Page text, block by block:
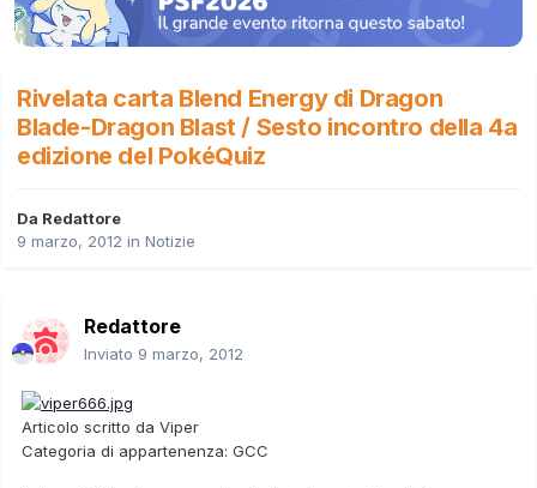
Rivelata carta Blend Energy di Dragon
Blade-Dragon Blast / Sesto incontro della 4a
edizione del PokéQuiz
Da Redattore
9 marzo, 2012 in Notizie
Redattore
Inviato 9 marzo, 2012
Articolo scritto da Viper
Categoria di appartenenza: GCC